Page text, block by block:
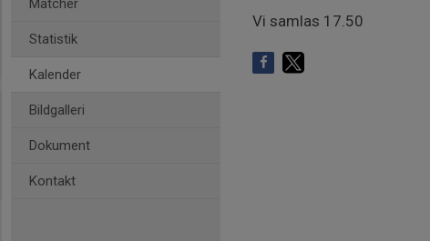
Matcher
Statistik
Kalender
Bildgalleri
Dokument
Kontakt
Vi samlas 17.50